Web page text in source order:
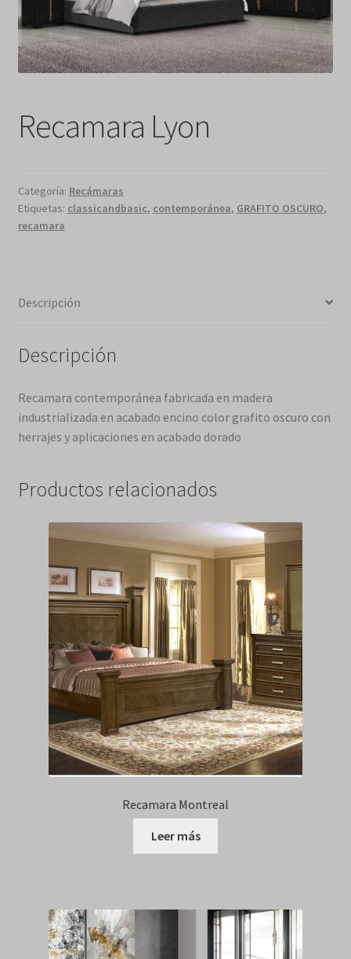
Recamara Lyon
Categoría: Recámaras
Etiquetas: classicandbasic, contemporánea, GRAFITO OSCURO,
recamara
Descripción
Descripción
Recamara contemporánea fabricada en madera
industrializada en acabado encino color grafito oscuro con
herrajes y aplicaciones en acabado dorado
Productos relacionados
Recamara Montreal
Leer más